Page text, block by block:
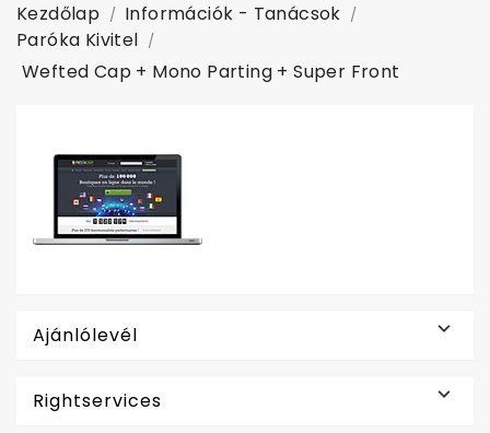
Kezdőlap
Információk - Tanácsok
Paróka Kivitel
Wefted Cap + Mono Parting + Super Front
Ajánlólevél 
Rightservices 